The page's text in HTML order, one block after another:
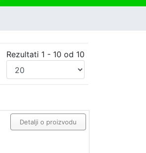
Rezultati 1 - 10 od 10
Detalji o proizvodu